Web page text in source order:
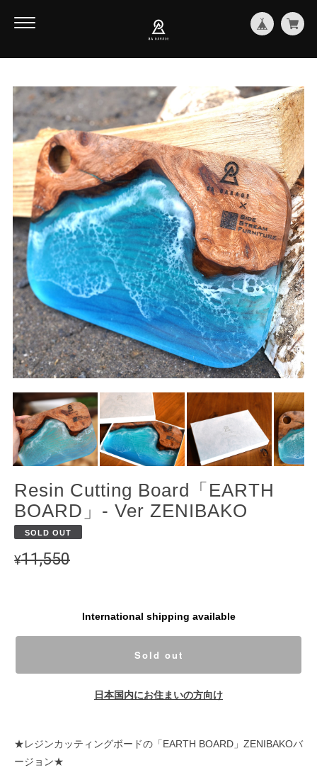
Resin Cutting Board「EARTH
BOARD」- Ver ZENIBAKO
SOLD OUT
¥11,550
International shipping available
Sold out
日本国内にお住まいの方向け
★レジンカッティングボードの「EARTH BOARD」ZENIBAKOバ
ージョン★